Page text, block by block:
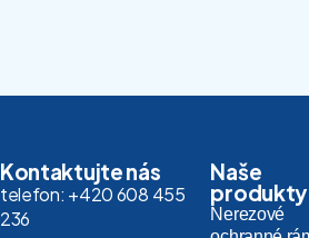
Kontaktujte nás
telefon: +420 608 455
236
Naše
produkty
Nerezové